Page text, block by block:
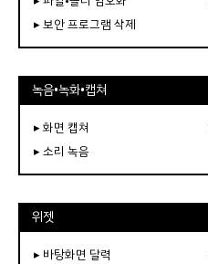
▸ 보안 프로그램 삭제
녹음•녹화•캡쳐
▸ 화면 캡쳐
▸ 소리 녹음
위젯
▸ 바탕화면 달력